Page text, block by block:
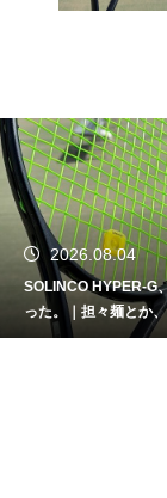
2026.08.04
SOLINCO HYPER-G
った。｜担々麺とか
スとか。